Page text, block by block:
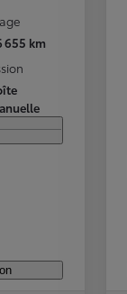
655 km